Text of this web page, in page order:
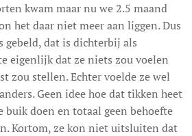
kwam maar nu we 2.5 maand
het daar niet meer aan liggen. Dus
gebeld, dat is dichterbij als
eigenlijk dat ze niets zou voelen
zou stellen. Echter voelde ze wel
Geen idee hoe dat tikken heet
buik doen en totaal geen behoefte
Kortom, ze kon niet uitsluiten dat